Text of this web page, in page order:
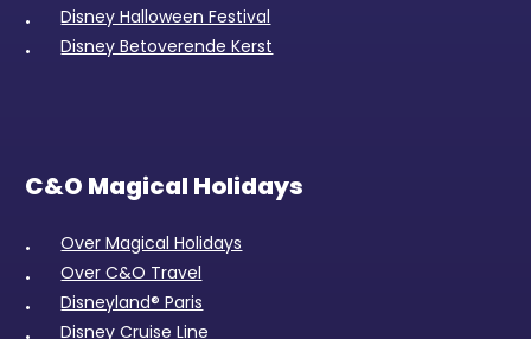
Disney Halloween Festival
Disney Betoverende Kerst
C&O Magical Holidays
Over Magical Holidays
Over C&O Travel
Disneyland® Paris
Disney Cruise Line